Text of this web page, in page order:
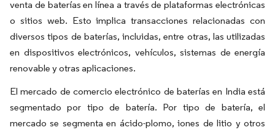
venta de baterías en línea a través de plataformas electrónicas
o sitios web. Esto implica transacciones relacionadas con
diversos tipos de baterías, incluidas, entre otras, las utilizadas
en dispositivos electrónicos, vehículos, sistemas de energía
renovable y otras aplicaciones.
El mercado de comercio electrónico de baterías en India está
segmentado por tipo de batería. Por tipo de batería, el
mercado se segmenta en ácido-plomo, iones de litio y otros